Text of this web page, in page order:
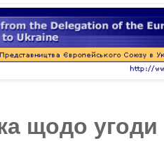
щодо